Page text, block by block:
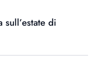
sull’estate di